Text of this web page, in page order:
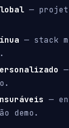
—
— stack
—
demo.